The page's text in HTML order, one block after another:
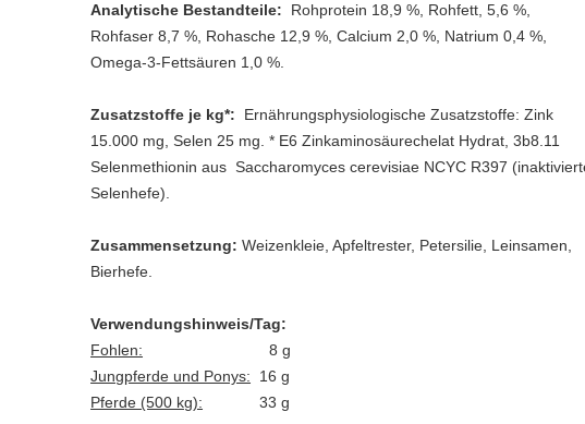
Analytische Bestandteile: Rohprotein 18,9 %, Rohfett, 5,6 %,
Rohfaser 8,7 %, Rohasche 12,9 %, Calcium 2,0 %, Natrium 0,4 %,
Omega-3-Fettsäuren 1,0 %.
Zusatzstoffe je kg*: Ernährungsphysiologische Zusatzstoffe: Zink
15.000 mg, Selen 25 mg. * E6 Zinkaminosäurechelat Hydrat, 3b8.11
Selenmethionin aus Saccharomyces cerevisiae NCYC R397
Selenhefe).
Zusammensetzung: Weizenkleie, Apfeltrester, Petersilie, Leinsamen,
Bierhefe.
Verwendungshinweis/Tag:
Fohlen: 8 g
Jungpferde und Ponys: 16 g
Pferde (500 kg): 33 g